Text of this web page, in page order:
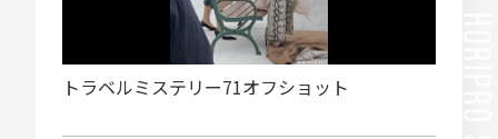
トラベルミステリー71オフショット